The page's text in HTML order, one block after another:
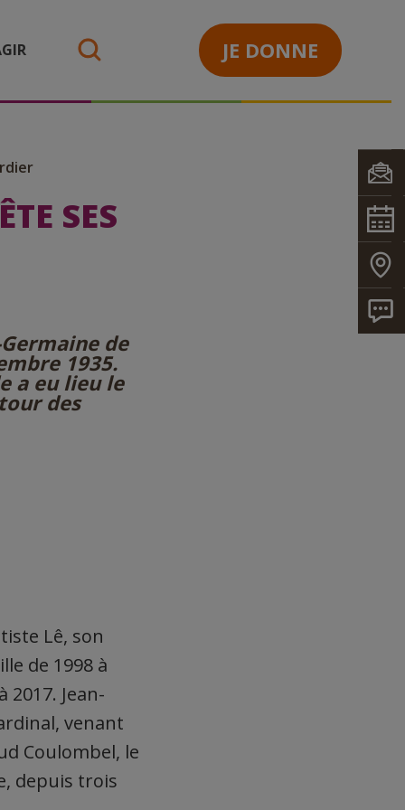
JE DONNE
SES
de
1935.
a eu lieu le
des
Lê, son
de 1998 à
2017. Jean-
venant
Coulombel, le
depuis trois